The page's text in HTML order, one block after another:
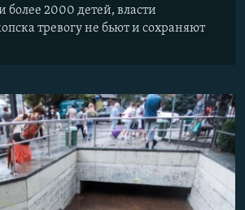
более 2000 детей, власти
тревогу не бьют и сохраняют